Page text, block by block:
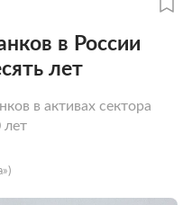
в России
лет
в активах сектора
лет